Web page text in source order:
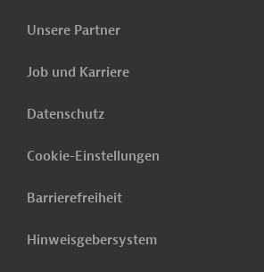
Unsere Partner
Job und Karriere
Datenschutz
Cookie-Einstellungen
Barrierefreiheit
Hinweisgebersystem